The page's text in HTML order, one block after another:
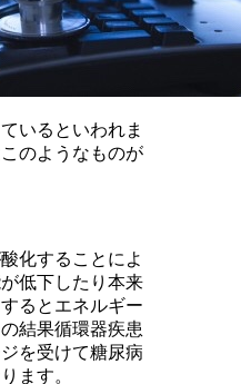
いるといわれま
のようなものが
化することによ
低下したり本来
るとエネルギー
結果循環器疾患
を受けて糖尿病
ます。